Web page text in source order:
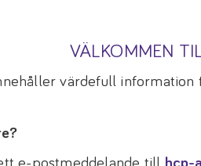
VÄLKOMMEN
värdefull
e-postmeddelande till hcp-